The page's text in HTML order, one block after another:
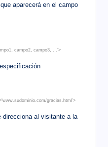
aparecerá en el campo
campo2, campo3, …’>
gracias.html’>
direcciona al visitante a la